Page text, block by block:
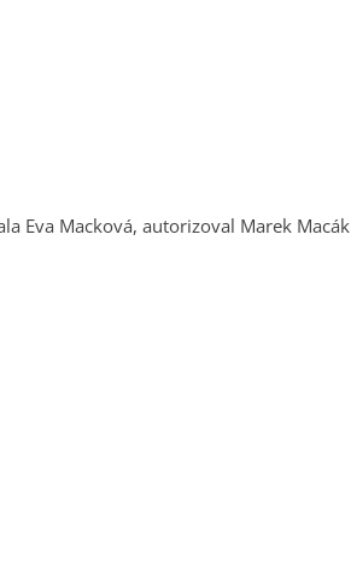
Eva Macková, autorizoval Marek Macák